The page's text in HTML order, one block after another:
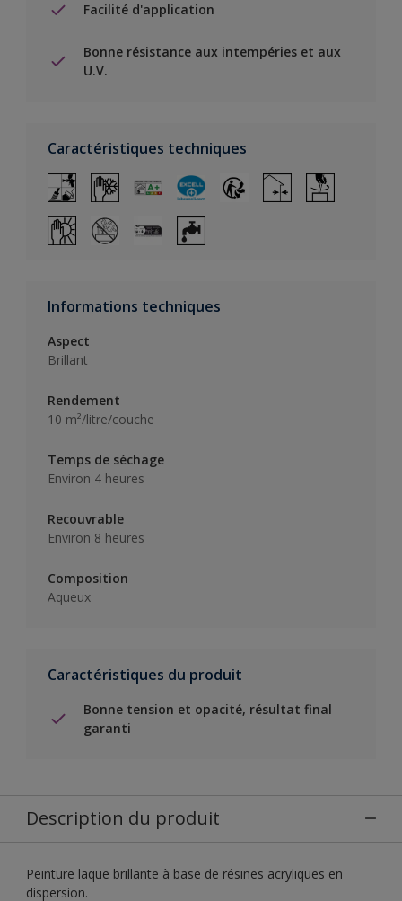
Facilité d'application
Bonne résistance aux intempéries et aux
U.V.
Caractéristiques techniques
Informations techniques
Aspect
Brillant
Rendement
10 m²/litre/couche
Temps de séchage
Environ 4 heures
Recouvrable
Environ 8 heures
Composition
Aqueux
Caractéristiques du produit
Bonne tension et opacité, résultat final
garanti
Description du produit
Peinture laque brillante à base de résines acryliques en
dispersion.